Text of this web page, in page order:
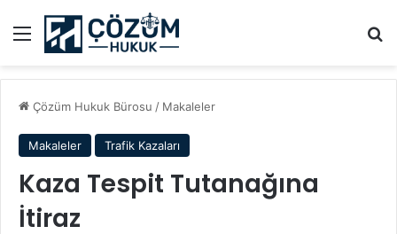
Menü
Çözüm Hukuk Bürosu / Makaleler
Makaleler Trafik Kazaları
Kaza Tespit Tutanağına
İtiraz